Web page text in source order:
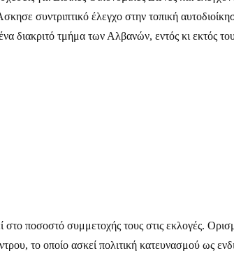
συντριπτικό έλεγχο στην τοπική
διακριτό τμήμα των Αλβανών, εντός κι εκτός
στο ποσοστό συμμετοχής τους στις εκλογές.
το οποίο ασκεί πολιτική κατευνασμού ως